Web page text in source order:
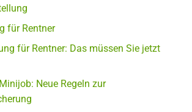
für Rentner
für Rentner: Das müssen Sie jetzt
Neue Regeln zur